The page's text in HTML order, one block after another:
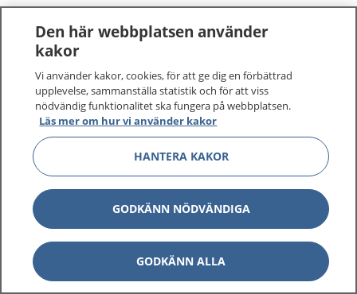
Den här webbplatsen använder
kakor
Vi använder kakor, cookies, för att ge dig en förbättrad
upplevelse, sammanställa statistik och för att viss
nödvändig funktionalitet ska fungera på webbplatsen.
Läs mer om hur vi använder kakor
HANTERA KAKOR
GODKÄNN NÖDVÄNDIGA
GODKÄNN ALLA